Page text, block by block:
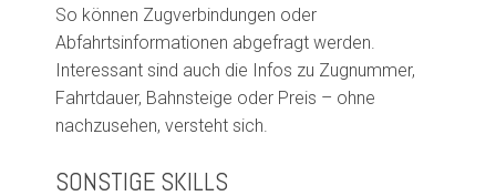
So können Zugverbindungen oder
Abfahrtsinformationen abgefragt werden.
Interessant sind auch die Infos zu Zugnummer,
Fahrtdauer, Bahnsteige oder Preis – ohne
nachzusehen, versteht sich.
SONSTIGE SKILLS